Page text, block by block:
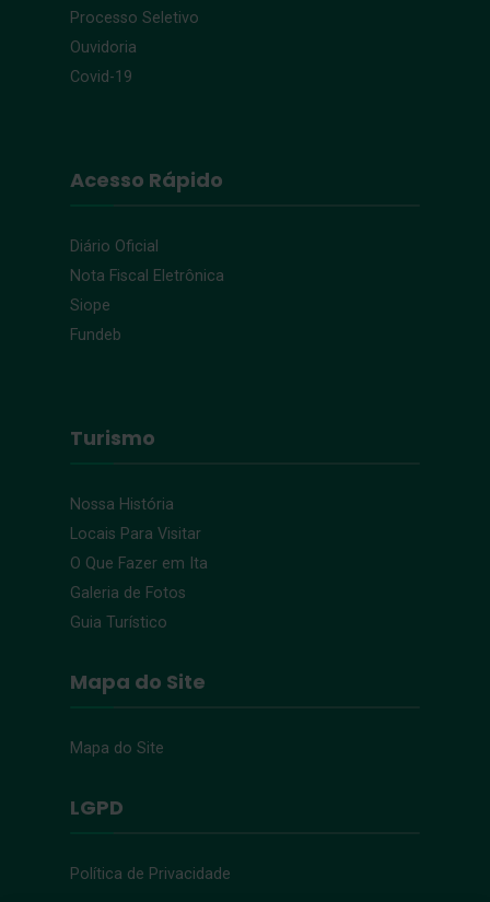
Processo Seletivo
Ouvidoria
Covid-19
Acesso Rápido
Diário Oficial
Nota Fiscal Eletrônica
Siope
Fundeb
Turismo
Nossa História
Locais Para Visitar
O Que Fazer em Ita
Galeria de Fotos
Guia Turístico
Mapa do Site
Mapa do Site
LGPD
Política de Privacidade